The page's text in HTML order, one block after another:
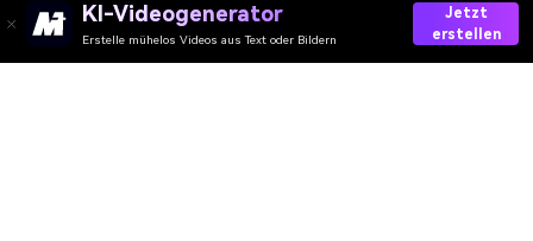
KI-Videogenerator
Erstelle mühelos Videos aus Text oder Bildern
Jetzt
erstellen